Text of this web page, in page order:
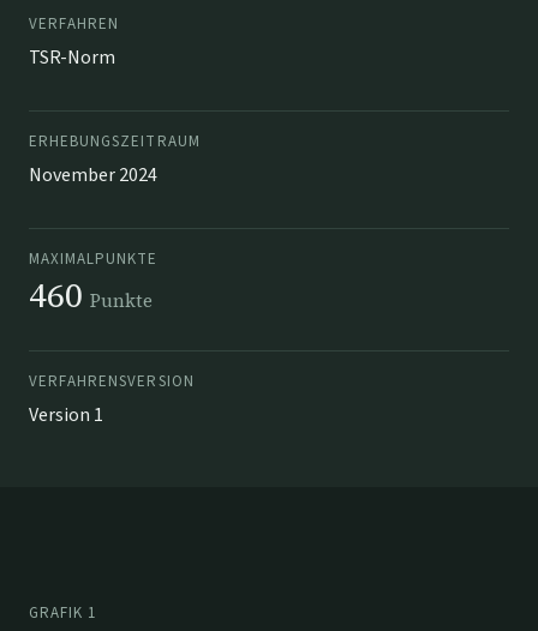
VERFAHREN
TSR-Norm
ERHEBUNGSZEITRAUM
November 2024
MAXIMALPUNKTE
460 Punkte
VERFAHRENSVERSION
Version 1
GRAFIK 1